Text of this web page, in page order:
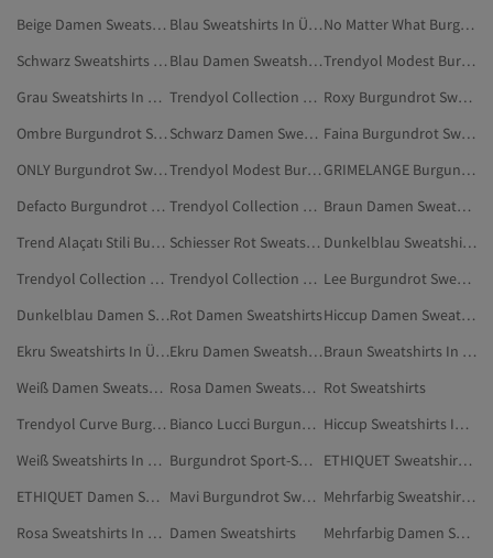
Beige Damen Sweatshirts In Übergröße
Blau Sweatshirts In Übergröße
No Matter What Burgundrot Sweatshirts
Schwarz Sweatshirts In Übergröße
Blau Damen Sweatshirts In Übergröße
Trendyol Modest Burgundrot Sweatshirts
Grau Sweatshirts In Übergröße
Trendyol Collection Grau Sweatshirts In Übergröße
Roxy Burgundrot Sweatshirts
Ombre Burgundrot Sweatshirts
Schwarz Damen Sweatshirts In Übergröße
Faina Burgundrot Sweatshirts
ONLY Burgundrot Sweatshirts
Trendyol Modest Burgundrot Bescheidene Sweatshirts
GRIMELANGE Burgundrot Sweatshirts
Defacto Burgundrot Sweatshirts
Trendyol Collection Dunkelblau Sweatshirts In Übergröße
Braun Damen Sweatshirts In Übergröße
Trend Alaçatı Stili Burgundrot Sweatshirts
Schiesser Rot Sweatshirts
Dunkelblau Sweatshirts In Übergröße
Trendyol Collection Blau Sweatshirts In Übergröße
Trendyol Collection Gelb Sweatshirts In Übergröße
Lee Burgundrot Sweatshirts
Dunkelblau Damen Sweatshirts In ÜbergrößeRot Damen Sweatshirts
Hiccup Damen Sweatshirts In Übergröße
Ekru Sweatshirts In Übergröße
Ekru Damen Sweatshirts In Übergröße
Braun Sweatshirts In Übergröße
Weiß Damen Sweatshirts In Übergröße
Rosa Damen Sweatshirts In Übergröße Rot Sweatshirts
Trendyol Curve Burgundrot Sweatshirts In Übergröße
Bianco Lucci Burgundrot Sweatshirts
Hiccup Sweatshirts In Übergröße
Weiß Sweatshirts In Übergröße
Burgundrot Sport-Sweatshirts
ETHIQUET Sweatshirts In Übergröße
ETHIQUET Damen Sweatshirts In Übergröße
Mavi Burgundrot Sweatshirts
Mehrfarbig Sweatshirts In Übergröße
Rosa Sweatshirts In Übergröße Damen Sweatshirts
Mehrfarbig Damen Sweatshirts In Übergröße